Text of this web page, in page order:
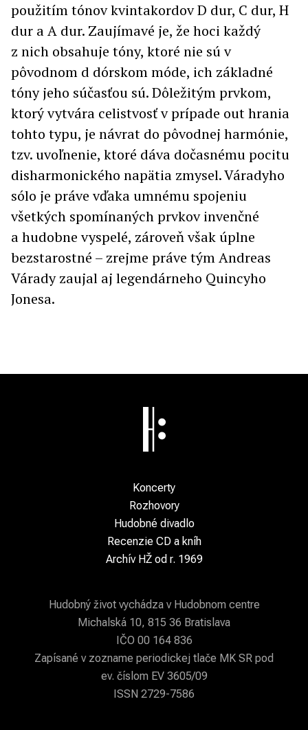
použitím tónov kvintakordov D dur, C dur, H
dur a A dur. Zaujímavé je, že hoci každý
z nich obsahuje tóny, ktoré nie sú v
pôvodnom d dórskom móde, ich základné
tóny jeho súčasťou sú. Dôležitým prvkom,
ktorý vytvára celistvosť v prípade out hrania
tohto typu, je návrat do pôvodnej harmónie,
tzv. uvoľnenie, ktoré dáva dočasnému pocitu
disharmonického napätia zmysel. Váradyho
sólo je práve vďaka umnému spojeniu
všetkých spomínaných prvkov invenčné
a hudobne vyspelé, zároveň však úplne
bezstarostné – zrejme práve tým Andreas
Várady zaujal aj legendárneho Quincyho
Jonesa.
Koncerty
Rozhovory
Hudobné divadlo
Recenzie CD a kníh
Archív HŽ od r. 1969
Hudobný život vychádza v Hudobnom centre
Michalská 10, 815 36 Bratislava
IČO 00 164 836
Zapísané v zozname periodickej tlače MK SR pod
ev. číslom EV 3605/09
ISSN 2729-7586